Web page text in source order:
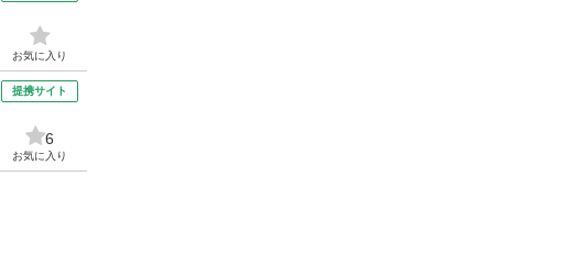
お気に入り
提携サイト
6
お気に入り